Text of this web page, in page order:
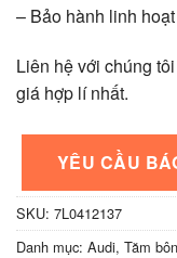
– Bảo hành linh hoạt
Liên hệ với chúng
giá hợp lí nhất.
YÊU CẦU
SKU: 7L0412137
Danh mục: Audi, Tăm